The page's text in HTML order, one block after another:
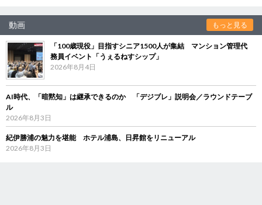
動画 もっと見る
「100歳現役」目指すシニア1500人が集結 マンション管理代
務員イベント「うぇるねすシップ」
2026年8月4日
AI時代、「暗黙知」は継承できるのか 「デジブレ」説明会／ラウンドテーブ
ル
2026年8月3日
紀伊勝浦の魅力を堪能 ホテル浦島、日昇館をリニューアル
2026年8月3日